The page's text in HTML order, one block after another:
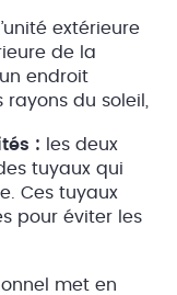
l’unité extérieure
de la
endroit
du soleil,
: les deux
tuyaux qui
Ces tuyaux
pour éviter les
met en